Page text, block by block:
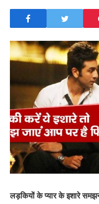
लड़कियों के प्यार के इशारे